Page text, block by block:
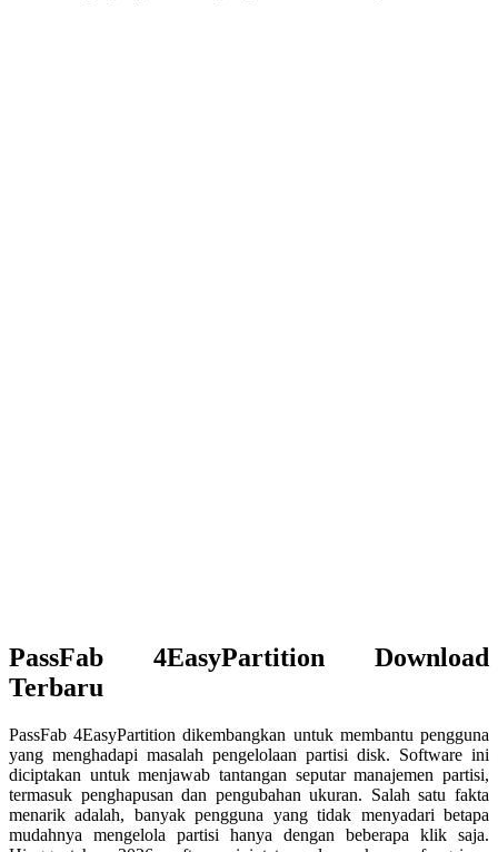
PassFab 4EasyPartition Download
Terbaru
PassFab 4EasyPartition dikembangkan untuk membantu pengguna
yang menghadapi masalah pengelolaan partisi disk. Software ini
diciptakan untuk menjawab tantangan seputar manajemen partisi,
termasuk penghapusan dan pengubahan ukuran. Salah satu fakta
menarik adalah, banyak pengguna yang tidak menyadari betapa
mudahnya mengelola partisi hanya dengan beberapa klik saja.